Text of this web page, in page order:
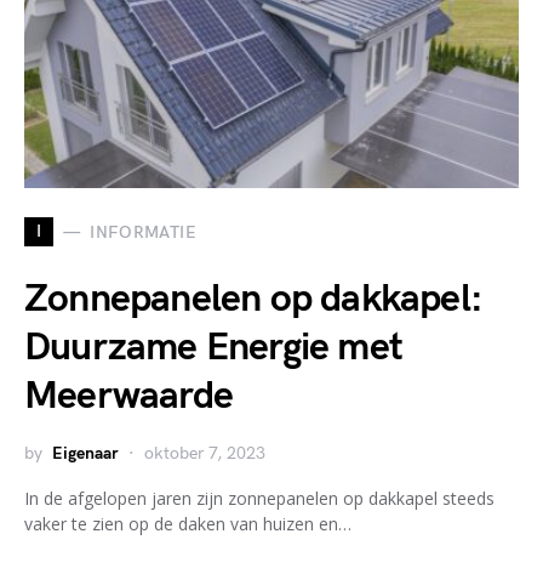
I INFORMATIE
Zonnepanelen op dakkapel:
Duurzame Energie met
Meerwaarde
by Eigenaar oktober 7, 2023
In de afgelopen jaren zijn zonnepanelen op dakkapel steeds
vaker te zien op de daken van huizen en…